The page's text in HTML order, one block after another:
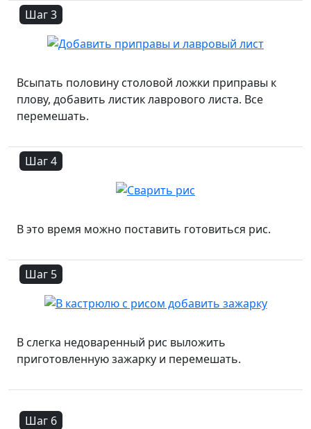
Шаг 3
Всыпать половину столовой ложки приправы к
плову, добавить листик лаврового листа. Все
перемешать.
Шаг 4
В это время можно поставить готовиться рис.
Шаг 5
В слегка недоваренный рис выложить
приготовленную зажарку и перемешать.
Шаг 6